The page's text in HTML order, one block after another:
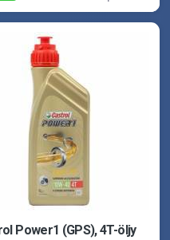
Power1 (GPS), 4T-öljy